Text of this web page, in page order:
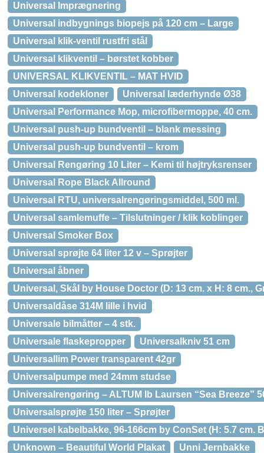
Universal Imprægnering
Universal indbygnings biopejs på 120 cm – Large
Universal klik-ventil rustfri stål
Universal klikventil – børstet kobber
UNIVERSAL KLIKVENTIL – MAT HVID
Universal kodekloner
Universal læderhynde Ø38
Universal Performance Mop, microfibermoppe, 40 cm.
Universal push-up bundventil – blank messing
Universal push-up bundventil – krom
Universal Rengøring 10 Liter – Kemi til højtryksrenser
Universal Rope Black Allround
Universal RTU, universalrengøringsmiddel, 500 ml.
Universal samlemuffe – Tilslutninger / klik koblinger
Universal Smoker Box
Universal sprøjte 64 liter 12 v – Sprøjter
Universal åbner
Universal, Skål by House Doctor (D: 13 cm. x H: 8 cm.,
Universaldåse 314M lille i hvid
Universale bilmåtter – 4 stk.
Universale flaskepropper
Universalkniv 51 cm
Universallim Power transparent 42gr
Universalpumpe med 24mm studse
Universalrengøring – ALTUM Ib Laursen “Sea Breeze”
Universalsprøjte 150 liter – Sprøjter
Universel kabelbakke, 96-166cm by ConSet (H: 5.7 cm.
Unknown – Beautiful World Plakat
Unni Jernbakke